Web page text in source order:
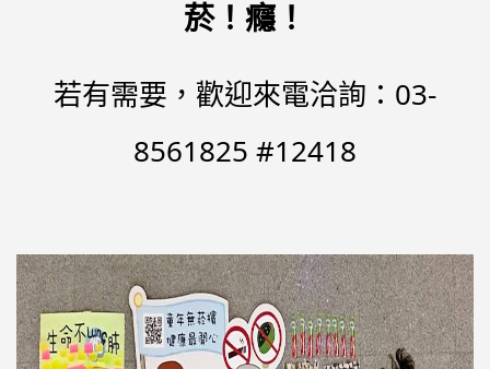
菸！癮！
若有需要，歡迎來電洽詢：03-
8561825 #12418